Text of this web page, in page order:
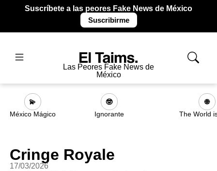
Suscríbete a las peores Fake News de México
Suscribirme
Las Peores Fake News de
México
💫
México Mágico
🤓
Ignorante
🌐
The World
Cringe Royale
17/03/2026